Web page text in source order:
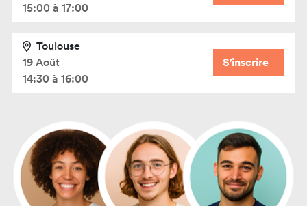
15:00 à 17:00
Toulouse
19 Août
14:30 à 16:00
S'inscrire